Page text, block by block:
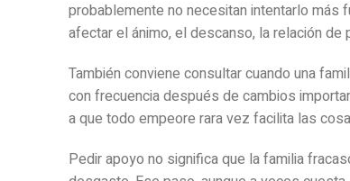
probablemente no necesitan intentarlo más
afectar el ánimo, el descanso, la relación
También conviene consultar cuando una
con frecuencia después de cambios
a que todo empeore rara vez facilita las
Pedir apoyo no significa que la familia